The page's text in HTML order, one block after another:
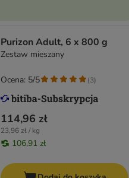
Purizon Adult, 6 x 800 g
Zestaw mieszany
114,96 zł
23,96 zł / kg
106,91 zł
Ocena: 5/5 (3)